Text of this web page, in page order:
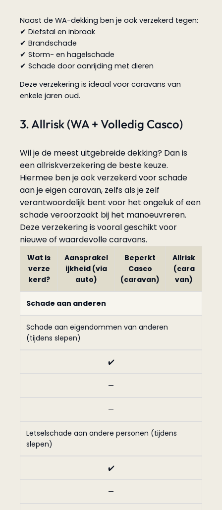
Naast de WA-dekking ben je ook verzekerd tegen:
✔ Diefstal en inbraak
✔ Brandschade
✔ Storm- en hagelschade
✔ Schade door aanrijding met dieren
Deze verzekering is ideaal voor caravans van
enkele jaren oud.
3. Allrisk (WA + Volledig Casco)
Wil je de meest uitgebreide dekking? Dan is
een allriskverzekering de beste keuze.
Hiermee ben je ook verzekerd voor schade
aan je eigen caravan, zelfs als je zelf
verantwoordelijk bent voor het ongeluk of een
schade veroorzaakt bij het manoeuvreren.
Deze verzekering is vooral geschikt voor
nieuwe of waardevolle caravans.
Wat is
verze
kerd?
Aansprakel
ijkheid (via
auto)
Beperkt
Casco
(caravan)
Allrisk
(cara
van)
Schade aan anderen
Schade aan eigendommen van anderen
(tijdens slepen)
✔️
—
—
Letselschade aan andere personen (tijdens
slepen)
✔️
—